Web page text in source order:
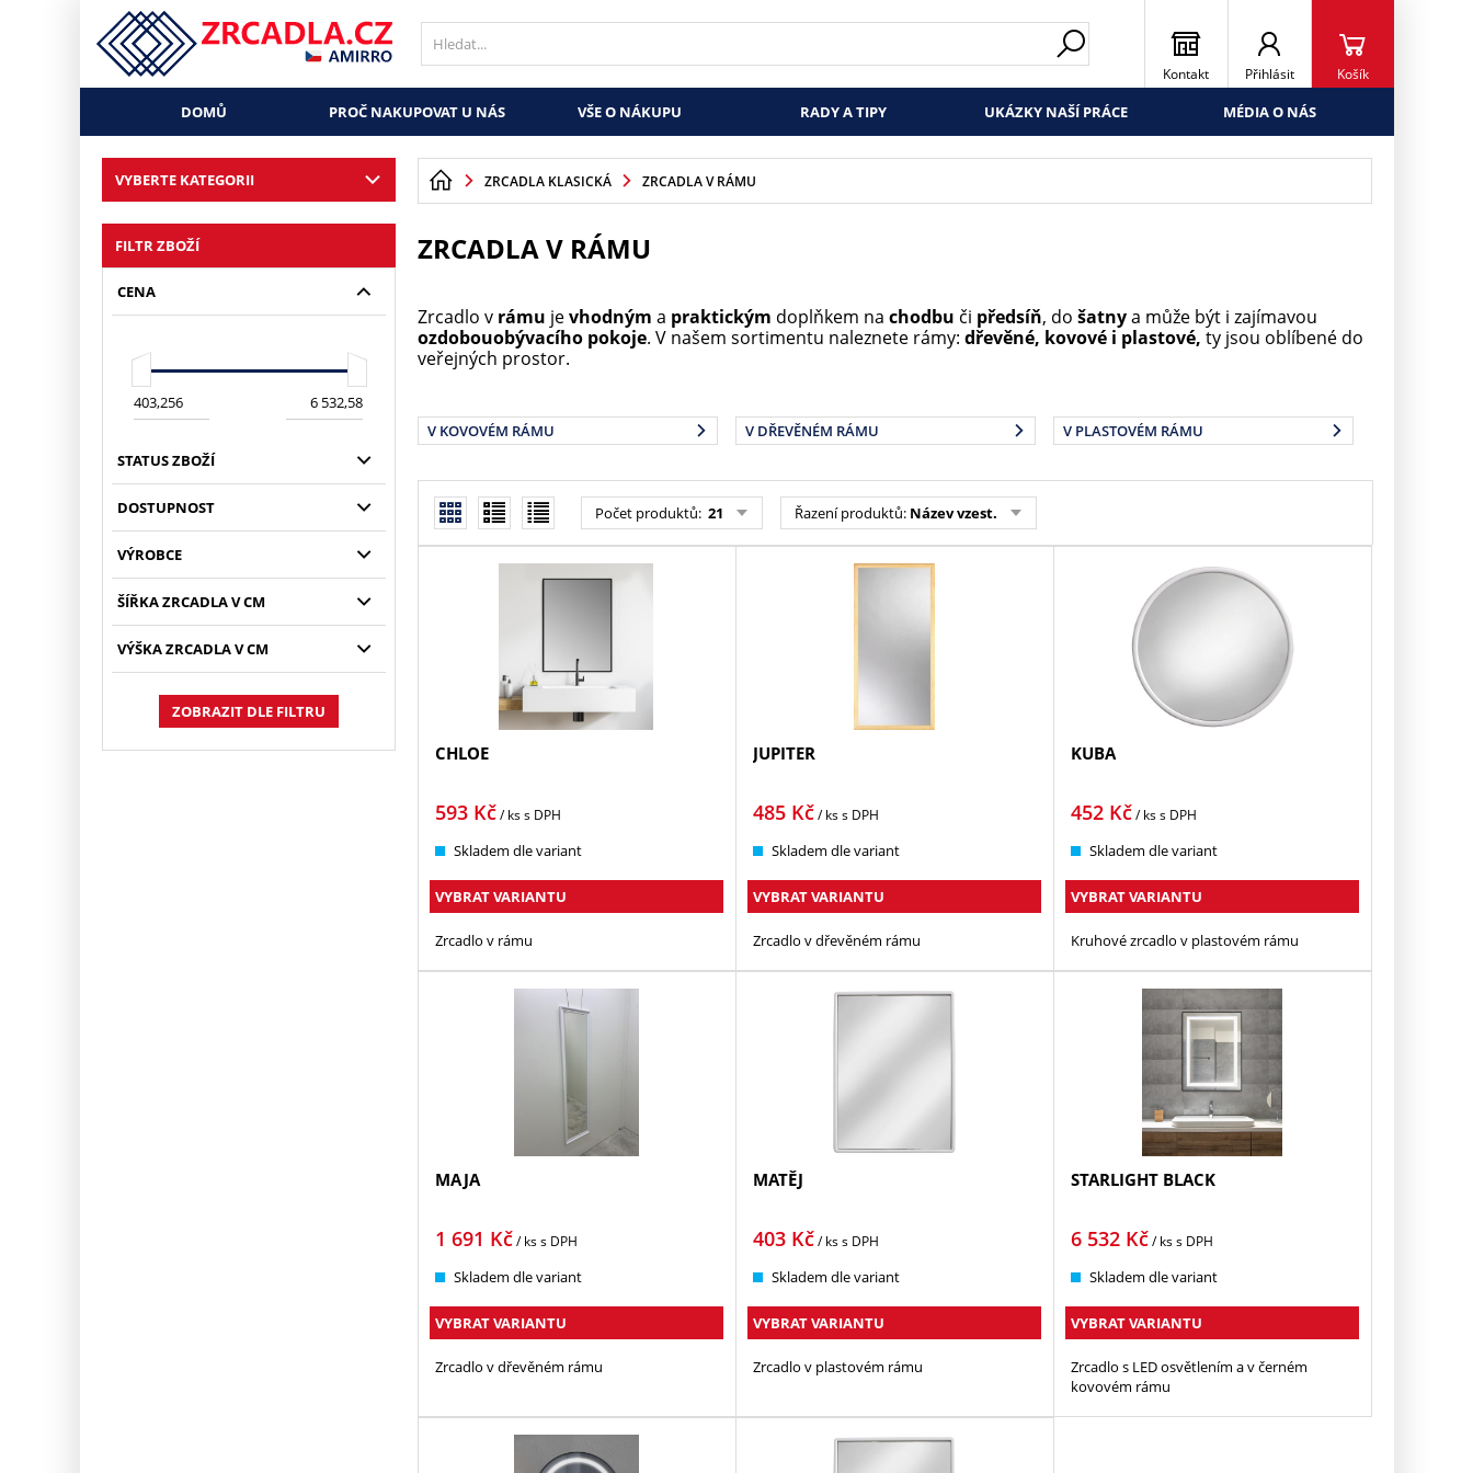
Kontakt Přihlásit Košík
DOMŮ PROČ NAKUPOVAT U NÁS VŠE O NÁKUPU RADY A TIPY UKÁZKY NAŠÍ PRÁCE MÉDIA O NÁS
VYBERTE KATEGORII
FILTR ZBOŽÍ
CENA
STATUS ZBOŽÍ
DOSTUPNOST
VÝROBCE
ŠÍŘKA ZRCADLA V CM
VÝŠKA ZRCADLA V CM
ZOBRAZIT DLE FILTRU
ZRCADLA KLASICKÁ ZRCADLA V RÁMU
ZRCADLA V RÁMU
Zrcadlo v rámu jevhodným a praktickým doplňkem na chodbu či předsíň, do šatnya může být i zajímavou
ozdobouobývacího pokoje. V našem sortimentu naleznete rámy: dřevěné, kovové i plastové, ty jsou oblíbené do
veřejných prostor.
V KOVOVÉM RÁMU V DŘEVĚNÉM RÁMU V PLASTOVÉM RÁMU
Počet produktů: 21 Řazení produktů: Název vzest.
CHLOE
593Kč/ kss DPH
Skladem dle variant
VYBRAT VARIANTU
Zrcadlo v rámu
JUPITER
485Kč/ kss DPH
Skladem dle variant
VYBRAT VARIANTU
Zrcadlo v dřevěném rámu
KUBA
452 Kč/ kss DPH
Skladem dle variant
VYBRAT VARIANTU
Kruhové zrcadlo v plastovém rámu
MAJA
1 691 Kč/ kss DPH
Skladem dle variant
VYBRAT VARIANTU
Zrcadlo v dřevěném rámu
MATĚJ
403Kč/ kss DPH
Skladem dle variant
VYBRAT VARIANTU
Zrcadlo v plastovém rámu
STARLIGHT BLACK
6 532 Kč/ kss DPH
Skladem dle variant
VYBRAT VARIANTU
Zrcadlo s LED osvětlením a v černém
kovovém rámu